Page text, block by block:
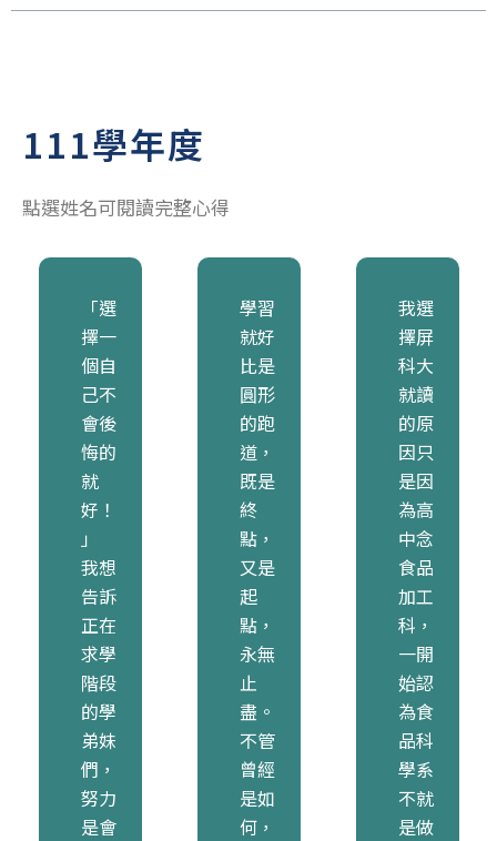
111學年度
點選姓名可閱讀完整心得
「選
擇一
個自
己不
會後
悔的
就
好！
」
我想
告訴
正在
求學
階段
的學
弟妹
們，
努力
是會
學習
就好
比是
圓形
的跑
道，
既是
終
點，
又是
起
點，
永無
止
盡。
不管
曾經
是如
何，
我選
擇屏
科大
就讀
的原
因只
是因
為高
中念
食品
加工
科，
一開
始認
為食
品科
學系
不就
是做